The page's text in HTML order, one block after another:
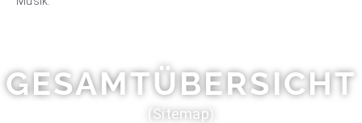
GESAMTÜBERSICHT
(Sitemap)